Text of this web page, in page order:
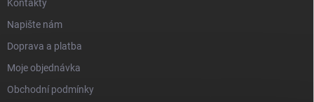
Kontakty
Napište nám
Doprava a platba
Moje objednávka
Obchodní podmínky